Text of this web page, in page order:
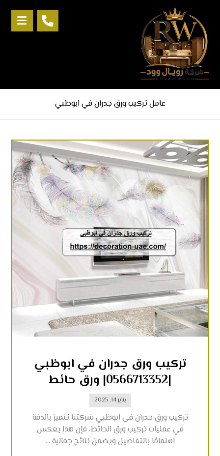
عامل تركيب ورق جدران في ابوظبي
تركيب ورق جدران في ابوظبي
|0566713352| ورق حائط
يناير 14, 2025
تركيب ورق جدران في ابوظبي شركتنا تتميز بالدقة
في عمليات تركيب ورق الحائط، فإن هذا يعكس
اهتمامًا بالتفاصيل ويضمن نتائج جمالية ...